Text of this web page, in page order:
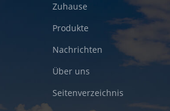
Zuhause
Produkte
Nachrichten
Über uns
Seitenverzeichnis